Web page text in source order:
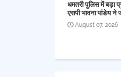
धमतरी पुलिस में बड़ा
एसपी भावना पांडेय ने
August 07, 2026